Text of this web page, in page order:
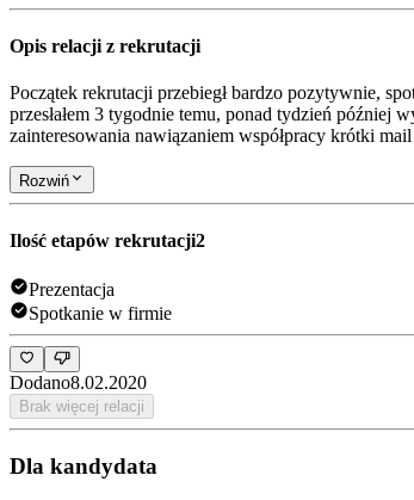
Opis relacji z rekrutacji
Początek rekrutacji przebiegł bardzo pozytywnie,
przesłałem 3 tygodnie temu, ponad tydzień później
zainteresowania nawiązaniem współpracy krótki
Rozwiń
Ilość etapów rekrutacji2
Prezentacja
Spotkanie w firmie
Dodano8.02.2020
Brak więcej relacji
Dla kandydata